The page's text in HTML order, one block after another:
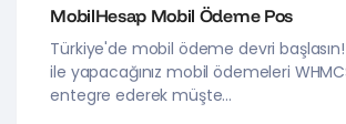
MobilHesap Mobil Ödeme Pos
Türkiye'de mobil ödeme devri
ile yapacağınız mobil ödemeleri
entegre ederek müşte...